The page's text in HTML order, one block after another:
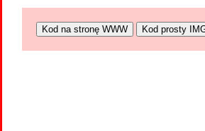
Kod na stronę WWW Kod prosty